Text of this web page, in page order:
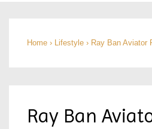
Home › Lifestyle › Ray Ban Aviator
Ray Ban